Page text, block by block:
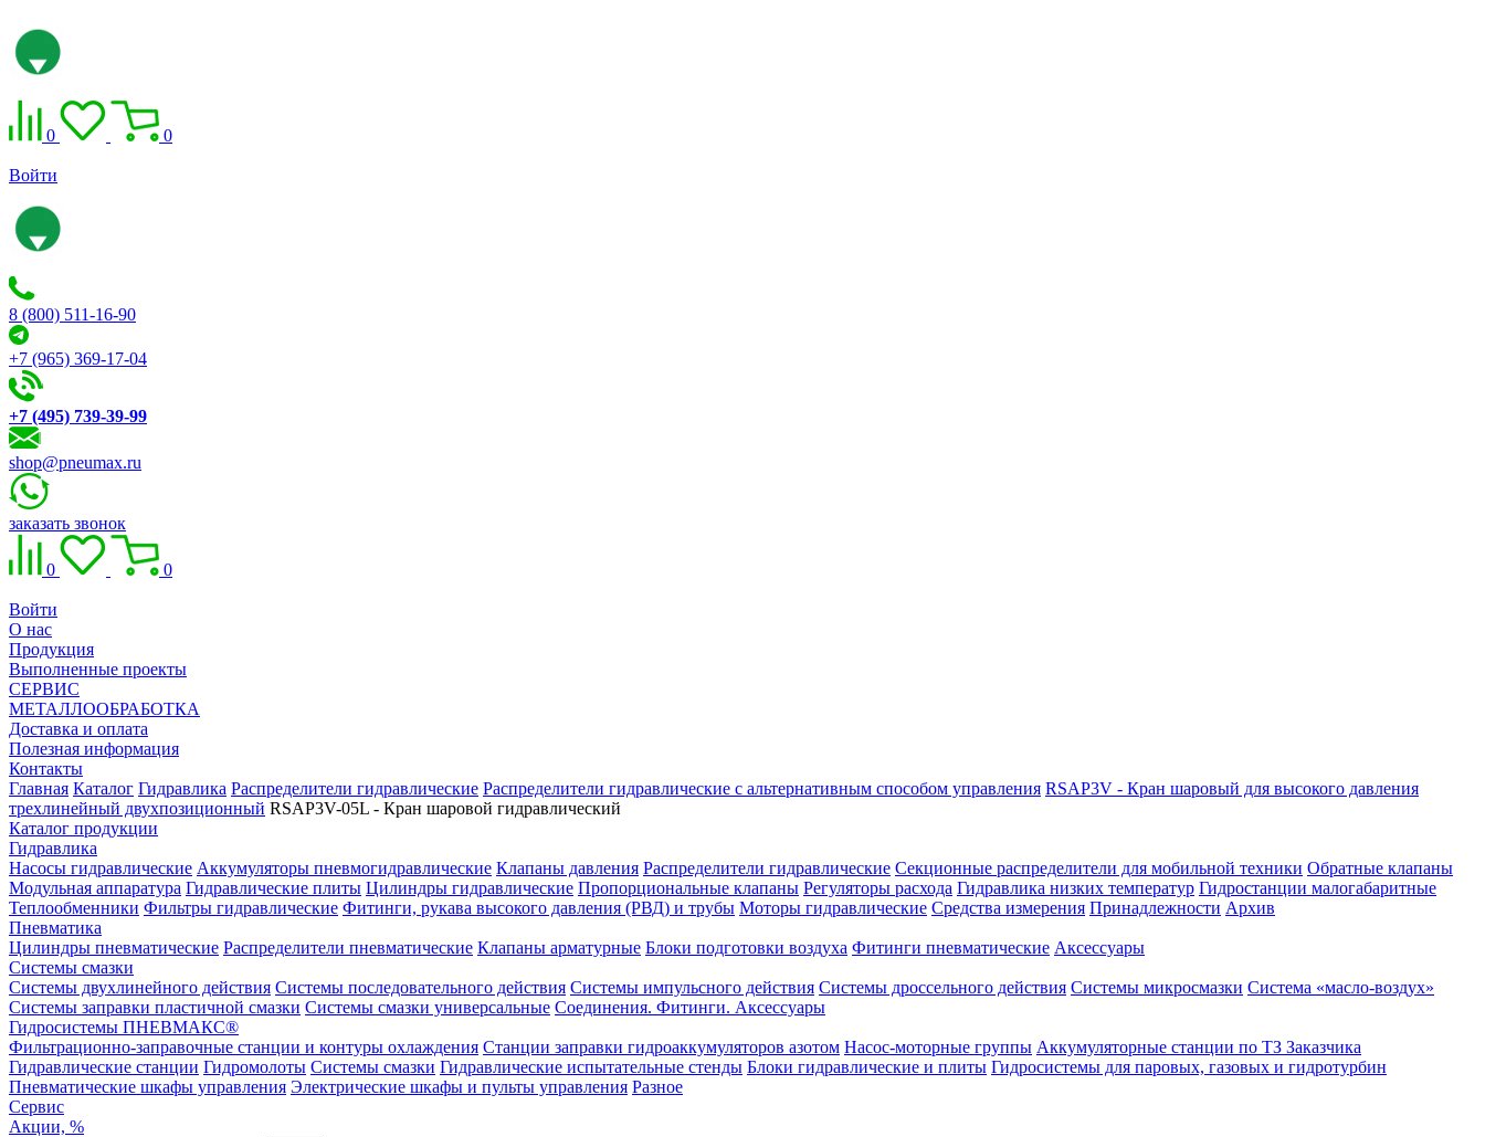
0 0
Войти
8 (800) 511-16-90
+7 (965) 369-17-04
+7 (495) 739-39-99
shop@pneumax.ru
заказать звонок
0 0
Войти
О нас
Продукция
Выполненные проекты
СЕРВИС
МЕТАЛЛООБРАБОТКА
Доставка и оплата
Полезная информация
Контакты
Главная Каталог Гидравлика Распределители гидравлические Распределители гидравлические с альтернативным способом управления RSAP3V - Кран шаровый для высокого давления
трехлинейный двухпозиционный RSAP3V-05L - Кран шаровой гидравлический
Каталог продукции
Гидравлика
Насосы гидравлические Аккумуляторы пневмогидравлические Клапаны давления Распределители гидравлические Секционные распределители для мобильной техники Обратные клапаны
Модульная аппаратура Гидравлические плиты Цилиндры гидравлические Пропорциональные клапаны Регуляторы расхода Гидравлика низких температур Гидростанции малогабаритные
Теплообменники Фильтры гидравлические Фитинги, рукава высокого давления (РВД) и трубы Моторы гидравлические Средства измерения Принадлежности Архив
Пневматика
Цилиндры пневматические Распределители пневматические Клапаны арматурные Блоки подготовки воздуха Фитинги пневматические Аксессуары
Системы смазки
Системы двухлинейного действия Системы последовательного действия Системы импульсного действия Системы дроссельного действия Системы микросмазки Система «масло-воздух»
Системы заправки пластичной смазки Системы смазки универсальные Соединения. Фитинги. Аксессуары
Гидросистемы ПНЕВМАКС®
Фильтрационно-заправочные станции и контуры охлаждения Станции заправки гидроаккумуляторов азотом Насос-моторные группы Аккумуляторные станции по ТЗ Заказчика
Гидравлические станции Гидромолоты Системы смазки Гидравлические испытательные стенды Блоки гидравлические и плиты Гидросистемы для паровых, газовых и гидротурбин
Пневматические шкафы управления Электрические шкафы и пульты управления Разное
Сервис
Акции, %